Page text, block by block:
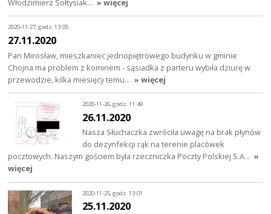
Włodzimierz Sołtysiak… » więcej
2020-11-27, godz. 13:05
27.11.2020
Pan Mirosław, mieszkaniec jednopiętrowego budynku w gminie
Chojna ma problem z kominem - sąsiadka z parteru wybiła dziurę w
przewodzie, kilka miesięcy temu… » więcej
2020-11-26, godz. 11:49
26.11.2020
Nasza Słuchaczka zwróciła uwagę na brak płynów
do dezynfekcji rąk na terenie placówek
pocztowych. Naszym gościem była rzeczniczka Poczty Polskiej S.A… »
więcej
2020-11-25, godz. 13:01
25.11.2020